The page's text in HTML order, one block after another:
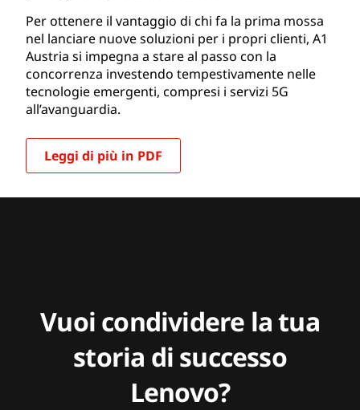
Per ottenere il vantaggio di chi fa la prima mossa
nel lanciare nuove soluzioni per i propri clienti, A1
Austria si impegna a stare al passo con la
concorrenza investendo tempestivamente nelle
tecnologie emergenti, compresi i servizi 5G
all’avanguardia.
Leggi di più in PDF
Vuoi condividere la tua
storia di successo
Lenovo?